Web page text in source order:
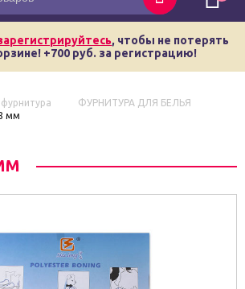
, чтобы не потерять
+700 руб. за регистрацию!
ФУРНИТУРА ДЛЯ БЕЛЬЯ
мм